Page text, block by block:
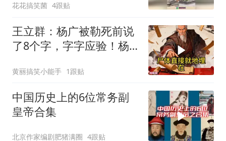
花花搞笑菌 4跟贴
王立群：杨广被勒死前说
了8个字，字字应验！杨
爹埋下的雷
黄丽搞笑小能手 1跟贴
中国历史上的6位常务副
皇帝合集
北京作家编剧肥猪满圈 4跟贴